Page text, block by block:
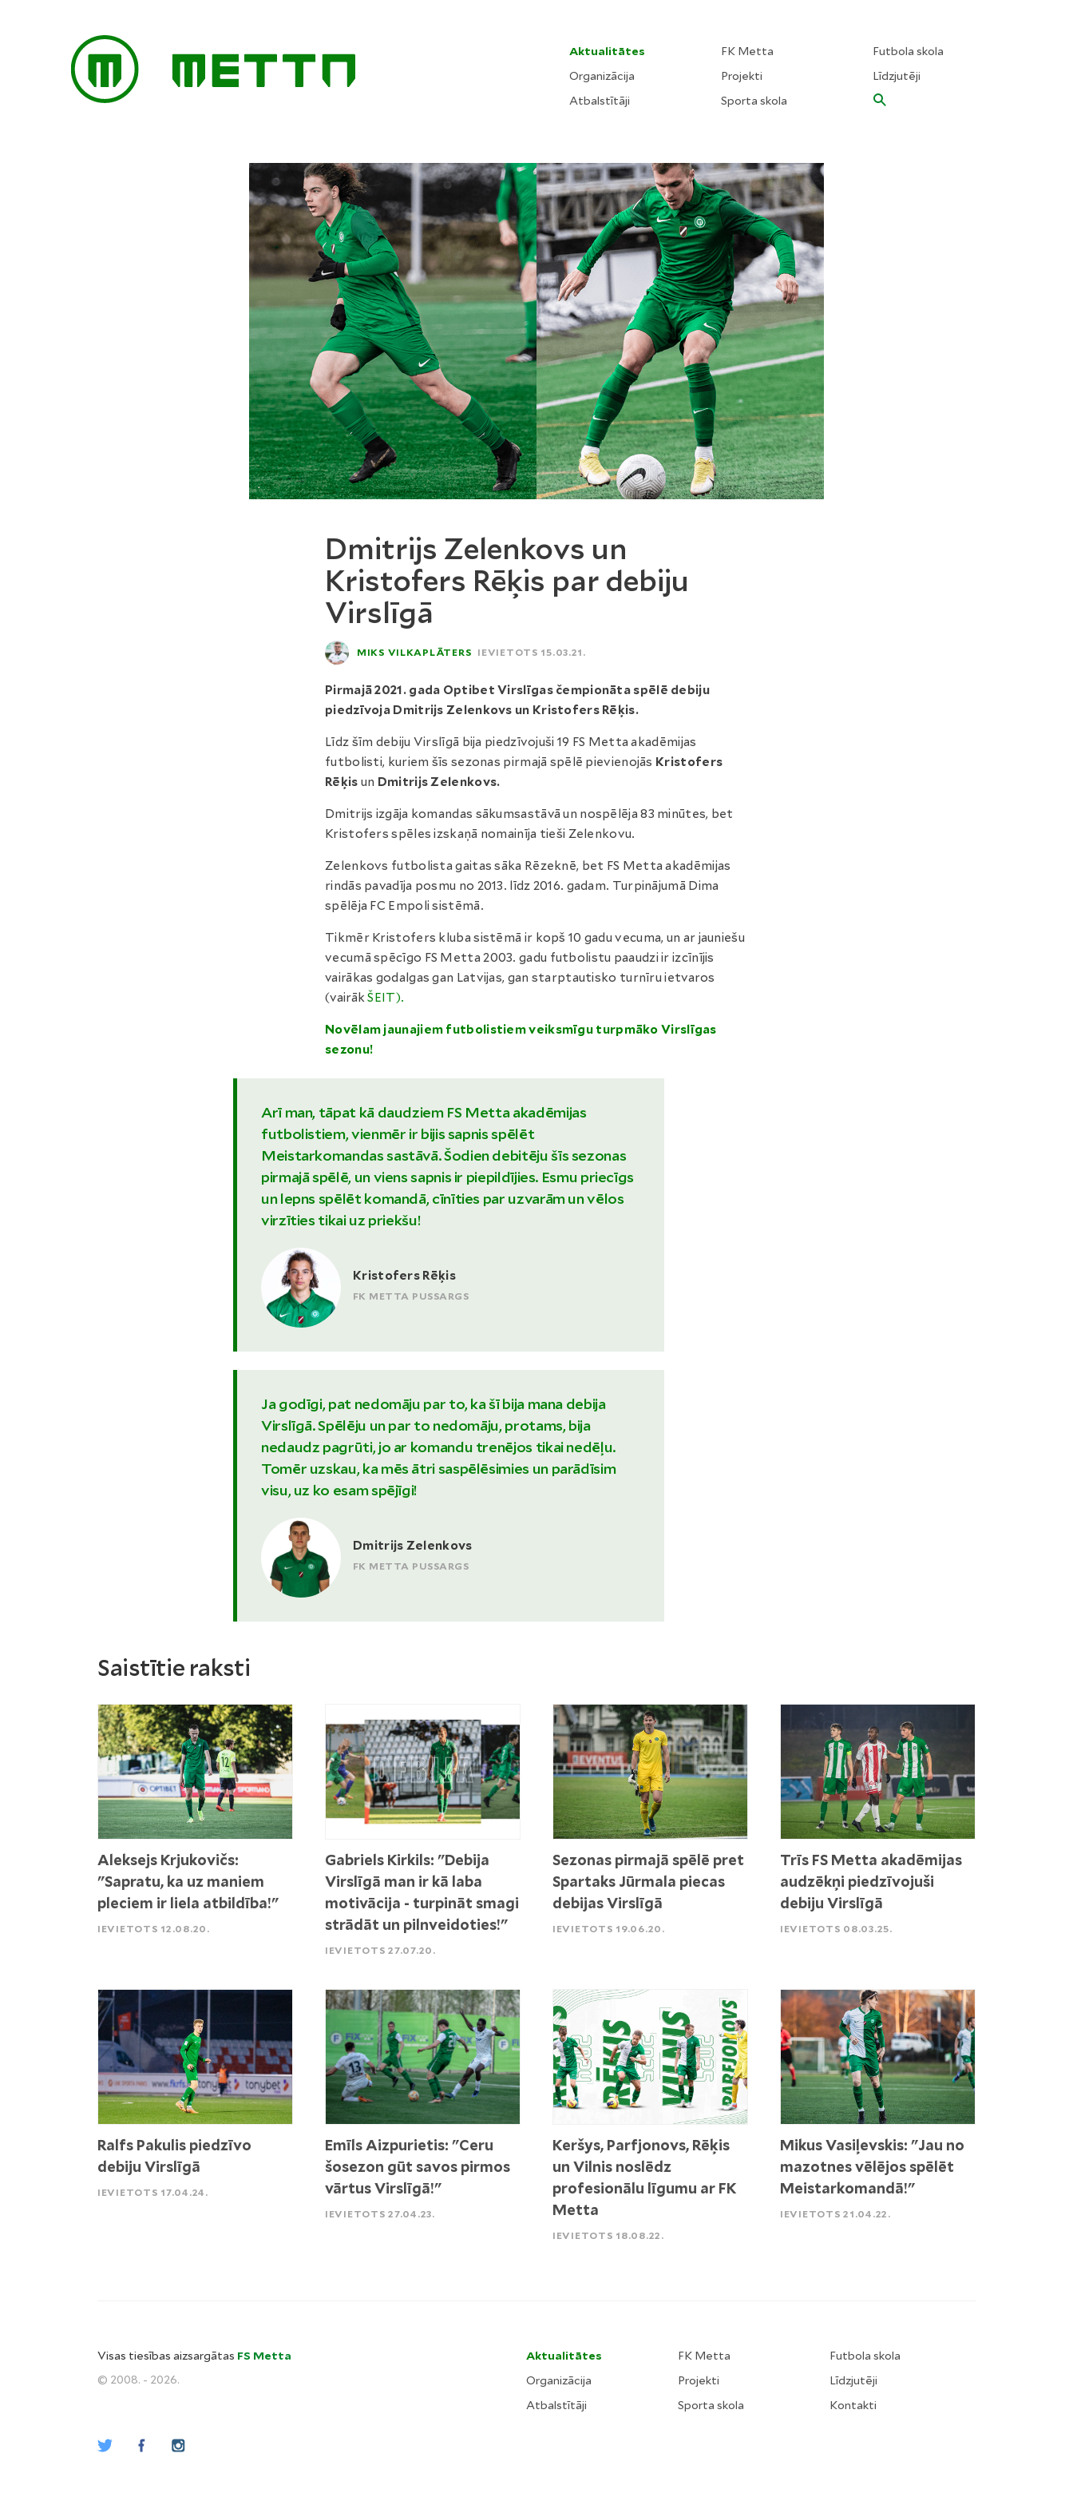
Aktualitātes
Organizācija
Atbalstītāji
FK Metta
Projekti
Sporta skola
Futbola skola
Līdzjutēji
Dmitrijs Zelenkovs un
Kristofers Rēķis par debiju
Virslīgā
MIKS VILKAPLĀTERS IEVIETOTS 15.03.21.
Pirmajā 2021. gada Optibet Virslīgas čempionāta spēlē debiju
piedzīvoja Dmitrijs Zelenkovs un Kristofers Rēķis.
Līdz šīm debiju Virslīgā bija piedzīvojuši 19 FS Metta akadēmijas
futbolisti, kuriem šīs sezonas pirmajā spēlē pievienojās Kristofers
Rēķis un Dmitrijs Zelenkovs.
Dmitrijs izgāja komandas sākumsastāvā un nospēlēja 83 minūtes, bet
Kristofers spēles izskaņā nomainīja tieši Zelenkovu.
Zelenkovs futbolista gaitas sāka Rēzeknē, bet FS Metta akadēmijas
rindās pavadīja posmu no 2013. līdz 2016. gadam. Turpinājumā Dima
spēlēja FC Empoli sistēmā.
Tikmēr Kristofers kluba sistēmā ir kopš 10 gadu vecuma, un ar jauniešu
vecumā spēcīgo FS Metta 2003. gadu futbolistu paaudzi ir izcīnījis
vairākas godalgas gan Latvijas, gan starptautisko turnīru ietvaros
(vairākŠEIT).
Novēlam jaunajiem futbolistiem veiksmīgu turpmāko Virslīgas
sezonu!
Arī man, tāpat kā daudziem FS Metta akadēmijas
futbolistiem, vienmēr ir bijis sapnis spēlēt
Meistarkomandas sastāvā. Šodien debitēju šīs sezonas
pirmajā spēlē, un viens sapnis ir piepildījies. Esmu priecīgs
un lepns spēlēt komandā, cīnīties par uzvarām un vēlos
virzīties tikai uz priekšu!
Kristofers Rēķis
FK METTA PUSSARGS
Ja godīgi, pat nedomāju par to, ka šī bija mana debija
Virslīgā. Spēlēju un par to nedomāju, protams, bija
nedaudz pagrūti, jo ar komandu trenējos tikai nedēļu.
Tomēr uzskau, ka mēs ātri saspēlēsimies un parādīsim
visu, uz ko esam spējīgi!
Dmitrijs Zelenkovs
FK METTA PUSSARGS
Saistītie raksti
Aleksejs Krjukovičs:
"Sapratu, ka uz maniem
pleciem ir liela atbildība!"
IEVIETOTS 12.08.20.
Gabriels Kirkils: "Debija
Virslīgā man ir kā laba
motivācija - turpināt smagi
strādāt un pilnveidoties!"
IEVIETOTS 27.07.20.
Sezonas pirmajā spēlē pret
Spartaks Jūrmala piecas
debijas Virslīgā
IEVIETOTS 19.06.20.
Trīs FS Metta akadēmijas
audzēkņi piedzīvojuši
debiju Virslīgā
IEVIETOTS 08.03.25.
Ralfs Pakulis piedzīvo
debiju Virslīgā
IEVIETOTS 17.04.24.
Emīls Aizpurietis: "Ceru
šosezon gūt savos pirmos
vārtus Virslīgā!"
IEVIETOTS 27.04.23.
Keršys, Parfjonovs, Rēķis
un Vilnis noslēdz
profesionālu līgumu ar FK
Metta
IEVIETOTS 18.08.22.
Mikus Vasiļevskis: "Jau no
mazotnes vēlējos spēlēt
Meistarkomandā!"
IEVIETOTS 21.04.22.
Visas tiesības aizsargātas FS Metta
© 2008. - 2026.
Aktualitātes
Organizācija
Atbalstītāji
FK Metta
Projekti
Sporta skola
Futbola skola
Līdzjutēji
Kontakti